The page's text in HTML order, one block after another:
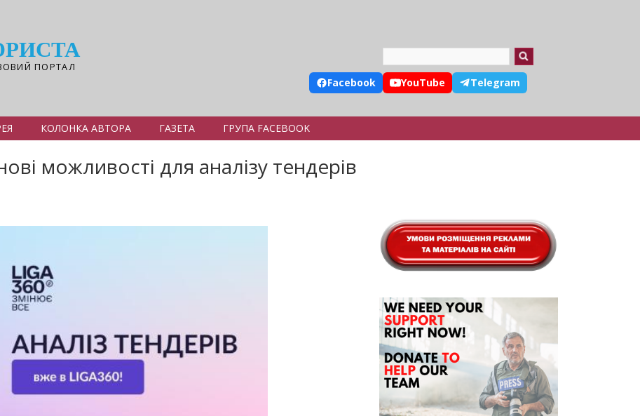
ПОРТАЛ
Facebook YouTube Telegram
КОЛОНКА АВТОРА ГАЗЕТА ГРУПА FACEBOOK
можливості для аналізу тендерів